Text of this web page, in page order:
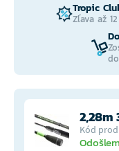
Tropic
Zľava až
2,28m
Kód